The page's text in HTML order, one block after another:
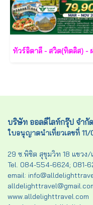
บริษัท ออลดีไลท์กรุ๊ป จำกัด
ใบอนุญาตนำเที่ยวเลขที่
29 ซ.พิชิต สุขุมวิท 18 แขวง/
Tel. 084-554-6624; 081-
email:
www.alldelighttravel.com